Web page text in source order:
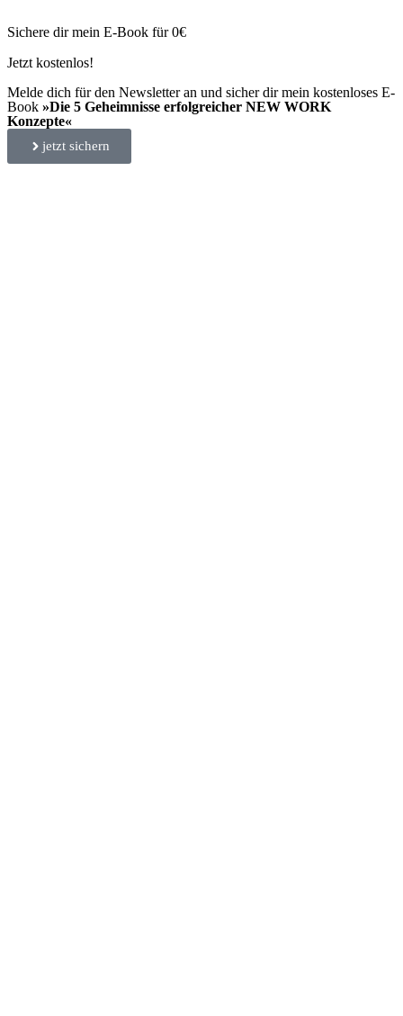
Sichere dir mein E-Book für 0€
Jetzt kostenlos!
Melde dich für den Newsletter an und sicher dir mein kostenloses E-
Book »Die 5 Geheimnisse erfolgreicher NEW WORK
Konzepte«
jetzt sichern